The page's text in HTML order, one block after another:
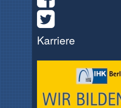
Karriere